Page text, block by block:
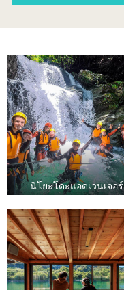
นิโยะโดะแอดเวนเจอร์